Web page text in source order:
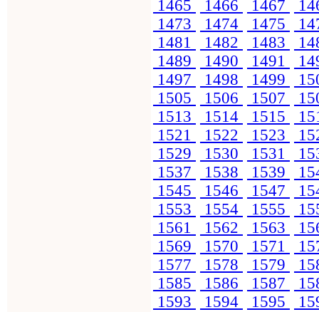
1465 1466 1467
1473
1474 1475
1481
1482 1483
1489
1490 1491
1497
1498 1499
1505
1506 1507
1513
1514 1515
1521
1522 1523
1529
1530 1531
1537
1538 1539
1545
1546 1547
1553
1554 1555
1561
1562 1563
1569
1570 1571
1577
1578 1579
1585
1586 1587
1593
1594 1595